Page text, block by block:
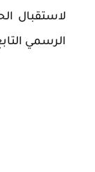
لاستقبال
الرسمي